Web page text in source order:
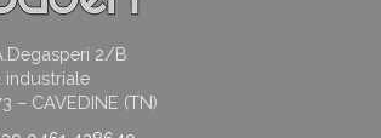
2/B
industriale
– CAVEDINE (TN)